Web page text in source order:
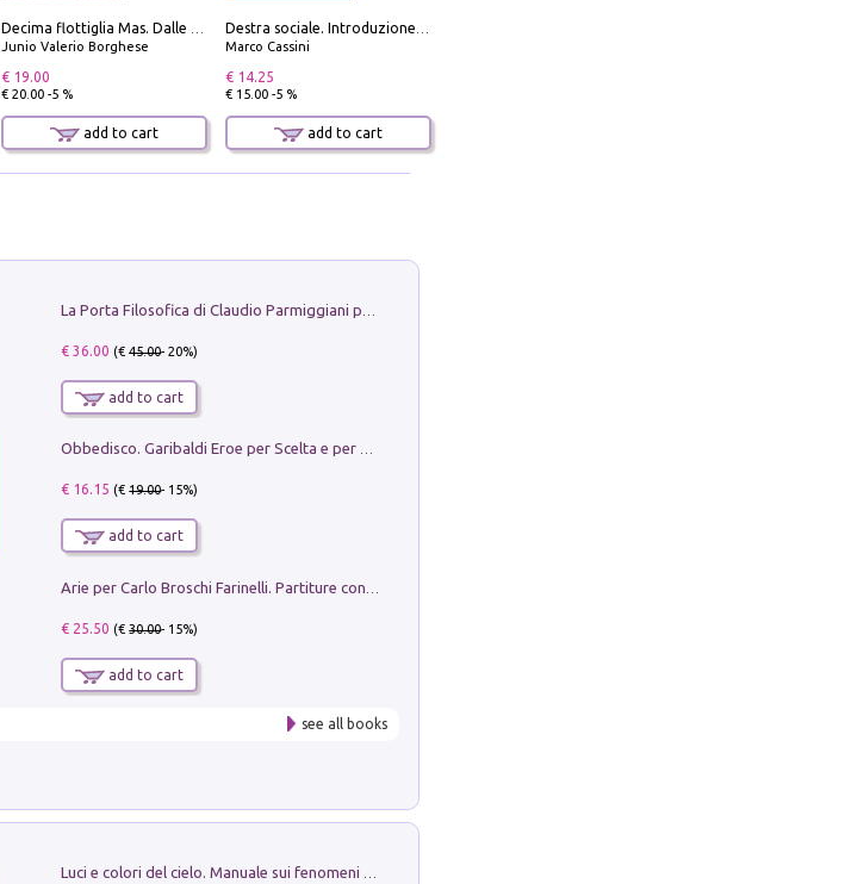
Decima flottiglia Mas. Dalle origini all'armistizio
Junio Valerio Borghese
€ 19.00
€ 20.00 -5 %
add to cart
Destra sociale. Introduzione alla «terza via», tra identità, comunità e alternativa al sistema
Marco Cassini
€ 14.25
€ 15.00 -5 %
add to cart
€ 36.00 (€45.00- 20%)
add to cart
Obbedisco. Garibaldi Eroe per Scelta e per Destino
€ 16.15 (€19.00- 15%)
add to cart
€ 25.50 (€30.00- 15%)
add to cart
see all books